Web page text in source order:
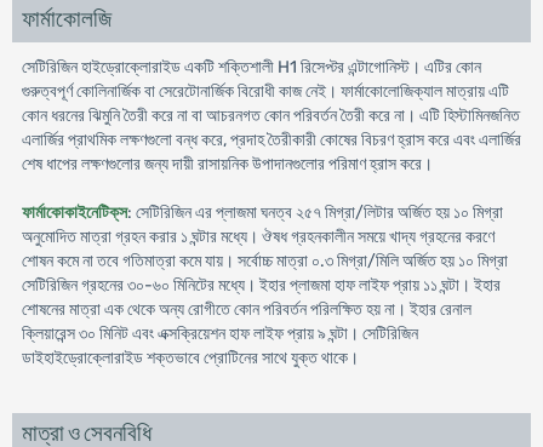
ফার্মাকোলজি
সেটিরিজিন হাইড্রোক্লোরাইড একটি শক্তিশালী H1 রিসেপ্টর এন্টাগোনিস্ট। এটির কোন
গুরুত্বপূর্ণ কোলিনার্জিক বা সেরেটোনার্জিক বিরোধী কাজ নেই। ফার্মাকোলোজিক্যাল মাত্রায় এটি
কোন ধরনের ঝিমুনি তৈরী করে না বা আচরনগত কোন পরিবর্তন তৈরী করে না। এটি হিস্টামিনজনিত
এলার্জির প্রাথমিক লক্ষণগুলো বন্ধ করে, প্রদাহ তৈরীকারী কোষের বিচরণ হ্রাস করে এবং এলার্জির
শেষ ধাপের লক্ষণগুলোর জন্য দায়ী রাসায়নিক উপাদানগুলোর পরিমাণ হ্রাস করে।
ফার্মাকোকাইনেটিক্‌স: সেটিরিজিন এর প্লাজমা ঘনত্ব ২৫৭ মিগ্রা/লিটার অর্জিত হয় ১০ মিগ্রা
অনুমোদিত মাত্রা গ্রহন করার ১ ঘন্টার মধ্যে। ঔষধ গ্রহনকালীন সময়ে খাদ্য গ্রহনের করণে
শোষন কমে না তবে গতিমাত্রা কমে যায়। সর্বোচ্চ মাত্রা ০.৩ মিগ্রা/মিলি অর্জিত হয় ১০ মিগ্রা
সেটিরিজিন গ্রহনের ৩০-৬০ মিনিটের মধ্যে। ইহার প্লাজমা হাফ লাইফ প্রায় ১১ ঘন্টা। ইহার
শোষনের মাত্রা এক থেকে অন্য রোগীতে কোন পরিবর্তন পরিলক্ষিত হয় না। ইহার রেনাল
ক্লিয়ারেন্স ৩০ মিনিট এবং এক্সক্রিয়েশন হাফ লাইফ প্রায় ৯ ঘন্টা। সেটিরিজিন
ডাইহাইড্রোক্লোরাইড শক্তভাবে প্রোটিনের সাথে যুক্ত থাকে।
মাত্রা ও সেবনবিধি